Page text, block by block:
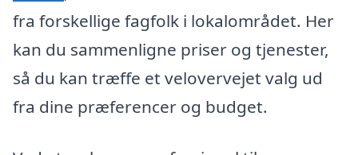
fra forskellige fagfolk i lokalområdet. Her
kan du sammenligne priser og tjenester,
så du kan træffe et velovervejet valg ud
fra dine præferencer og budget.